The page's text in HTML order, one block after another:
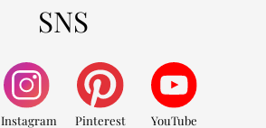
SNS
Instagram Pinterest YouTube